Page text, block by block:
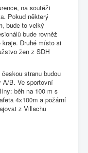
na soutěži
Pokud některý
bude to velký
bude rovněž
kraje. Druhé místo si
žen z SDH
stranu budou
A/B. Ve sportovní
běh na 100 m s
4x100m a požární
z Villachu